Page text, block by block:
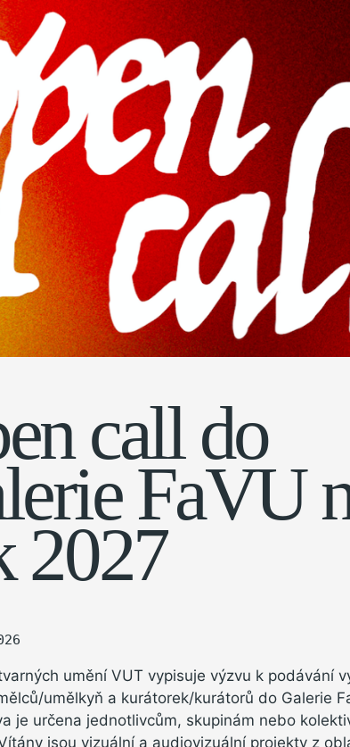
call do
FaVU
2027
umění VUT vypisuje výzvu k podávání
umělkyň a kurátorek/kurátorů do Galerie
je určena jednotlivcům, skupinám nebo
jsou vizuální a audiovizuální projekty z